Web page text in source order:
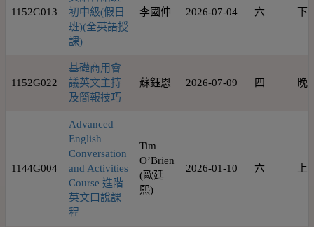
1152G013
初中級(假日
班)(全英語授
課)
李國仲 2026-07-04 六 下
1152G022
基礎商用會
議英文主持
及簡報技巧
蘇鈺恩 2026-07-09 四 晚
1144G004
Advanced
English
Conversation
and Activities
Course 進階
英文口說課
程
Tim
O’Brien
(歐廷
熙)
2026-01-10 六 上